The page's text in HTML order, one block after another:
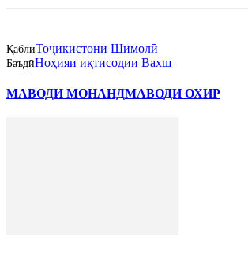
ҚаблӣТоҷикистони Шимолӣ
БаъдӣНоҳияи иқтисодии Вахш
МАВОДИ МОНАНДМАВОДИ ОХИР